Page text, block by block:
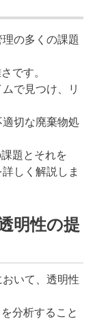
の多くの課題
です。
で見つけ、リ
切な廃棄物処
題とそれを
しく解説しま
明性の提
いて、透明性
分析すること